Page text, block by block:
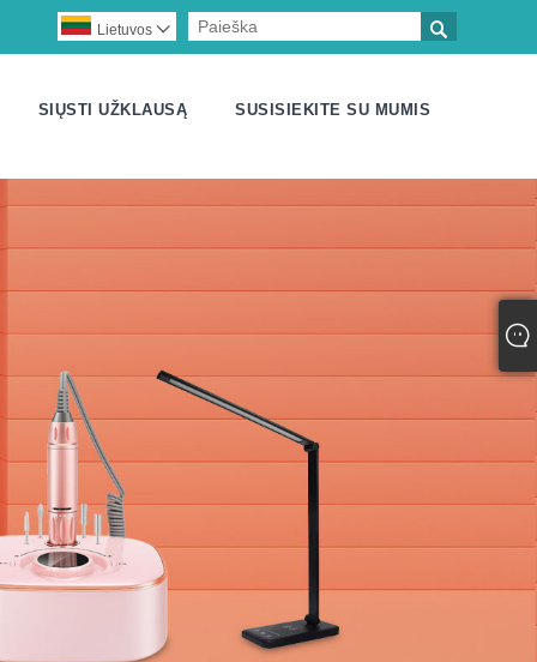

Lietuvos 
SIŲSTI UŽKLAUSĄ SUSISIEKITE SU MUMIS